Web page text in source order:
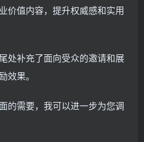
价值内容，提升权威感和实用
处补充了面向受众的邀请和展
效果。
的需要，我可以进一步为您调